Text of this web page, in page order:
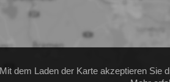
Mit dem Laden der Karte akzeptieren Sie